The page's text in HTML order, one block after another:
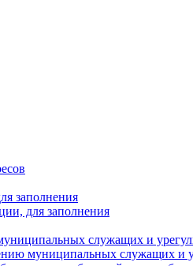
заполнения
для заполнения
служащих и
муниципальных служащих и